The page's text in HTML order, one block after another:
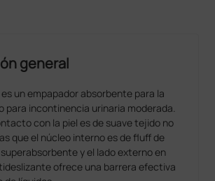
general
un empapador absorbente para la
para incontinencia urinaria moderada.
con la piel es de suave tejido no
que el núcleo interno es de fluff de
y el lado externo en
ofrece una barrera efectiva